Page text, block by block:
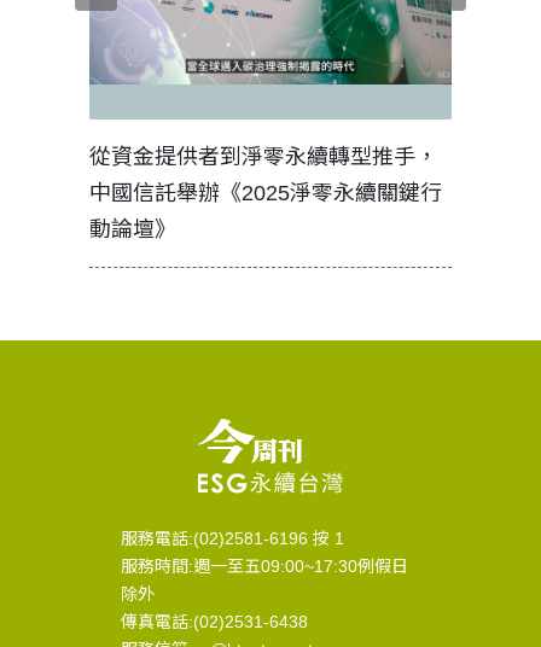
從資金提供者到淨零永續轉型推手，
中國信託舉辦《2025淨零永續關鍵行
動論壇》
服務電話:(02)2581-6196 按 1
服務時間:週一至五09:00~17:30例假日
除外
傳真電話:(02)2531-6438